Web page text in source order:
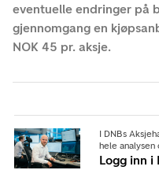
eventuelle endringer på
gjennomgang en
NOK 45 pr. aksje.
I DNBs
hele analysen
Logg inn i